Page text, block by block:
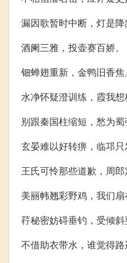
漏因歌暂时中断，灯是降
酒阑三雅，投壶赛百娇。
钿蝉翅重新，金鸭旧香焦。
水净怀疑澄训练，霞我想
别跟秦国柱缩短，愁为蜀
玄晏难以好转痹，临邛只
王氏可怜那些道歉，周郎
美丽帏翘彩野鸡，我们扇
荇秘密妨碍垂钓，受倾斜
不借助衣带水，谁觉得路